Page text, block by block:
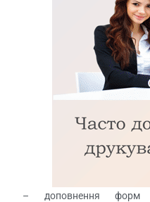
– доповнення форм